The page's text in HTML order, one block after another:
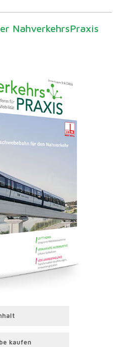
NahverkehrsPraxis
kaufen